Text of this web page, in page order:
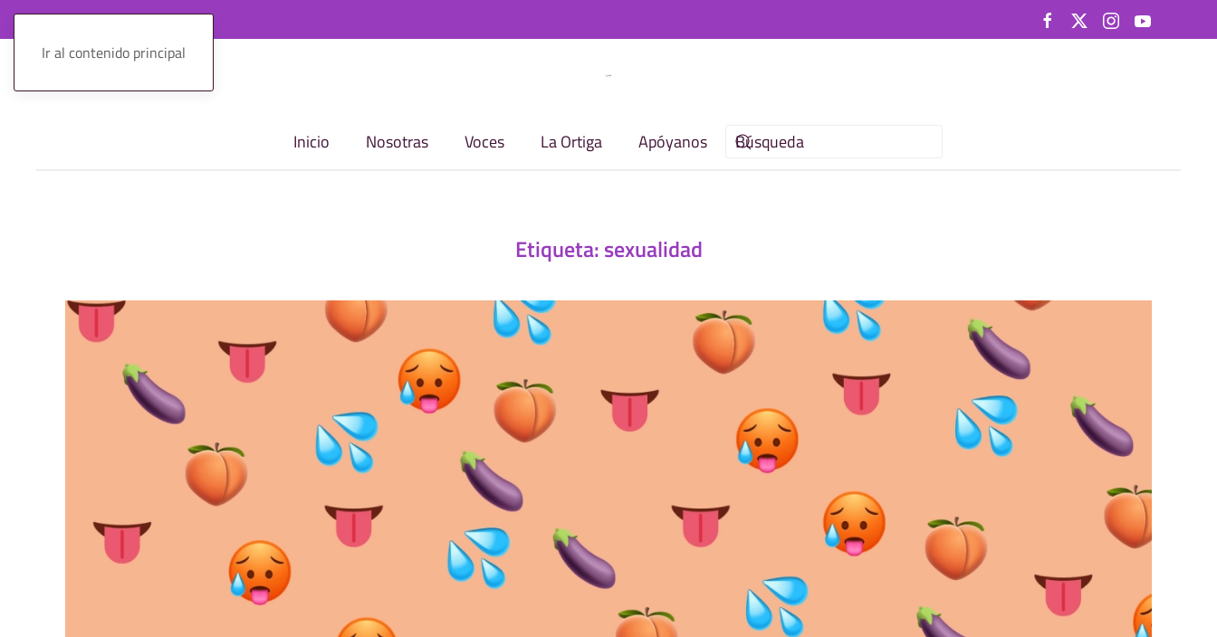
Ir al contenido principal
Inicio Nosotras Voces La Ortiga Apóyanos
Etiqueta:sexualidad